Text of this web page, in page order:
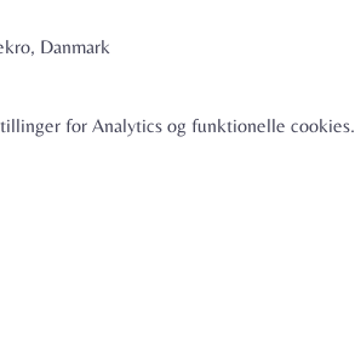
Danmark
for Analytics og funktionelle cookies.